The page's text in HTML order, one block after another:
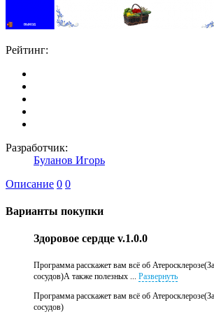
Рейтинг:
Разработчик:
Буланов Игорь
Описание 0 0
Варианты покупки
Здоровое сердце v.1.0.0
Программа расскажет вам всё об
сосудов)А также полезных ... Развернуть
Программа расскажет вам всё об
сосудов)